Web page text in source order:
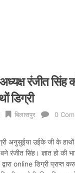
रंजीत सिंह
डिग्री
बिलासपुर 0
अनुसुईया उईके जी के हाथों
रंजीत सिंह। ज्ञात हो की
online डिग्री प्राप्त